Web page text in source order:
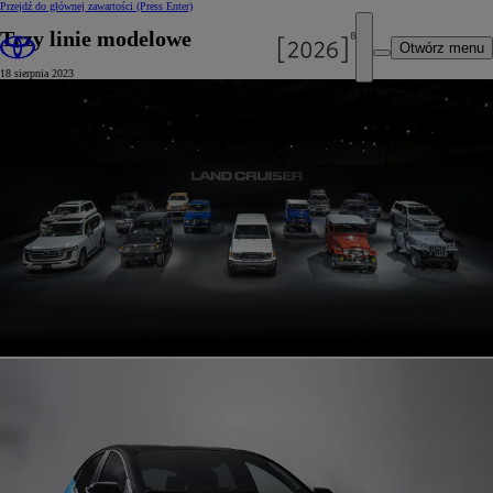
Przejdź do głównej zawartości (Press Enter)
Otwórz menu
Trzy linie modelowe
18 sierpnia 2023